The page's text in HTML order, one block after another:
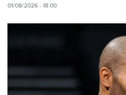
01/08/2026 - 18:00